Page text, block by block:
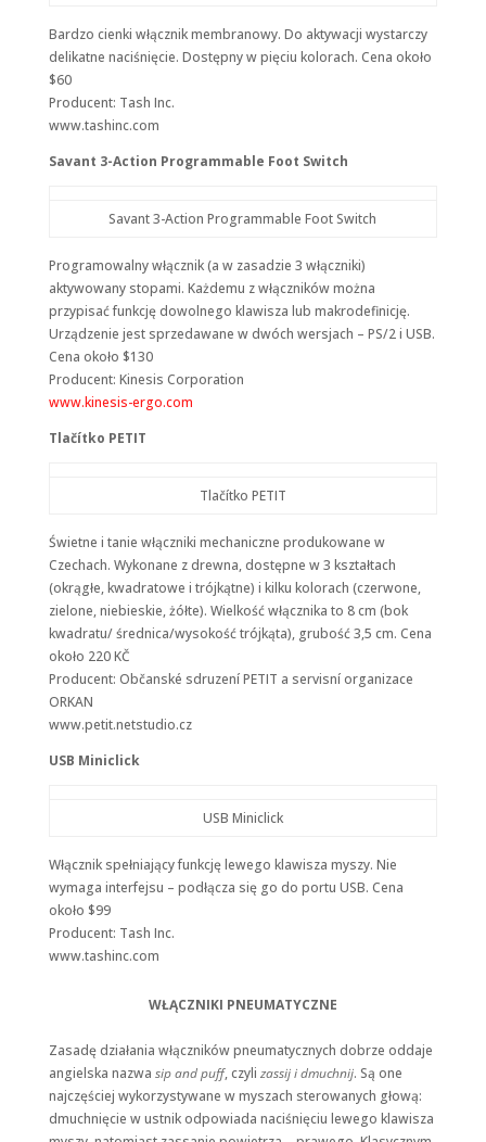
Bardzo cienki włącznik membranowy. Do aktywacji wystarczy
delikatne naciśnięcie. Dostępny w pięciu kolorach. Cena około
$60
Producent: Tash Inc.
www.tashinc.com
Savant 3-Action Programmable Foot Switch
Savant 3-Action Programmable Foot Switch
Programowalny włącznik (a w zasadzie 3 włączniki)
aktywowany stopami. Każdemu z włączników można
przypisać funkcję dowolnego klawisza lub makrodefinicję.
Urządzenie jest sprzedawane w dwóch wersjach – PS/2 i USB.
Cena około $130
Producent: Kinesis Corporation
www.kinesis-ergo.com
Tlačítko PETIT
Tlačítko PETIT
Świetne i tanie włączniki mechaniczne produkowane w
Czechach. Wykonane z drewna, dostępne w 3 kształtach
(okrągłe, kwadratowe i trójkątne) i kilku kolorach (czerwone,
zielone, niebieskie, żółte). Wielkość włącznika to 8 cm (bok
kwadratu/ średnica/wysokość trójkąta), grubość 3,5 cm. Cena
około 220 KČ
Producent: Občanské sdruzení PETIT a servisní organizace
ORKAN
www.petit.netstudio.cz
USB Miniclick
USB Miniclick
Włącznik spełniający funkcję lewego klawisza myszy. Nie
wymaga interfejsu – podłącza się go do portu USB. Cena
około $99
Producent: Tash Inc.
www.tashinc.com
WŁĄCZNIKI PNEUMATYCZNE
Zasadę działania włączników pneumatycznych dobrze oddaje
angielska nazwa sip and puff, czyli zassij i dmuchnij. Są one
najczęściej wykorzystywane w myszach sterowanych głową:
dmuchnięcie w ustnik odpowiada naciśnięciu lewego klawisza